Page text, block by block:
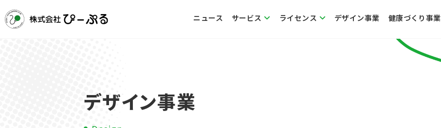
ニュース サービス ライセンス デザイン事業 健康づくり事業
デザイン事業